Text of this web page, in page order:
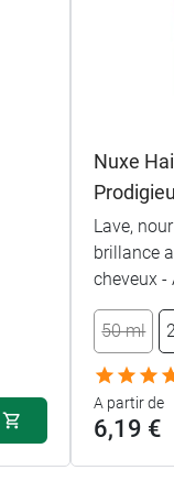
Nuxe
Lave,
brillance
cheveux -
50 ml
A partir de
6,19 €